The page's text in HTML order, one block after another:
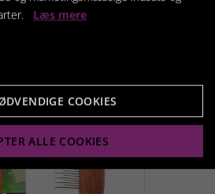
Læs mere
COOKIES
ALLE COOKIES